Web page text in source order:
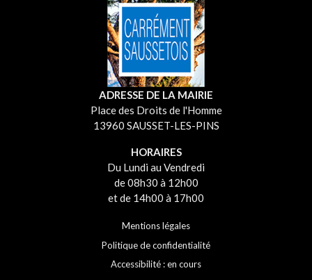
ADRESSE DE LA MAIRIE
Place des Droits de l'Homme
13960 SAUSSET-LES-PINS
HORAIRES
Du Lundi au Vendredi
de 08h30 à 12h00
et de 14h00 à 17h00
Mentions légales
Politique de confidentialité
Accessibilité : en cours